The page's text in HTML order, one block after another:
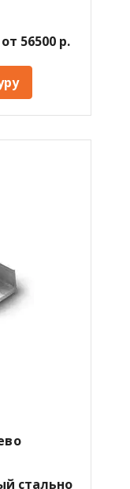
56500 р.
стально